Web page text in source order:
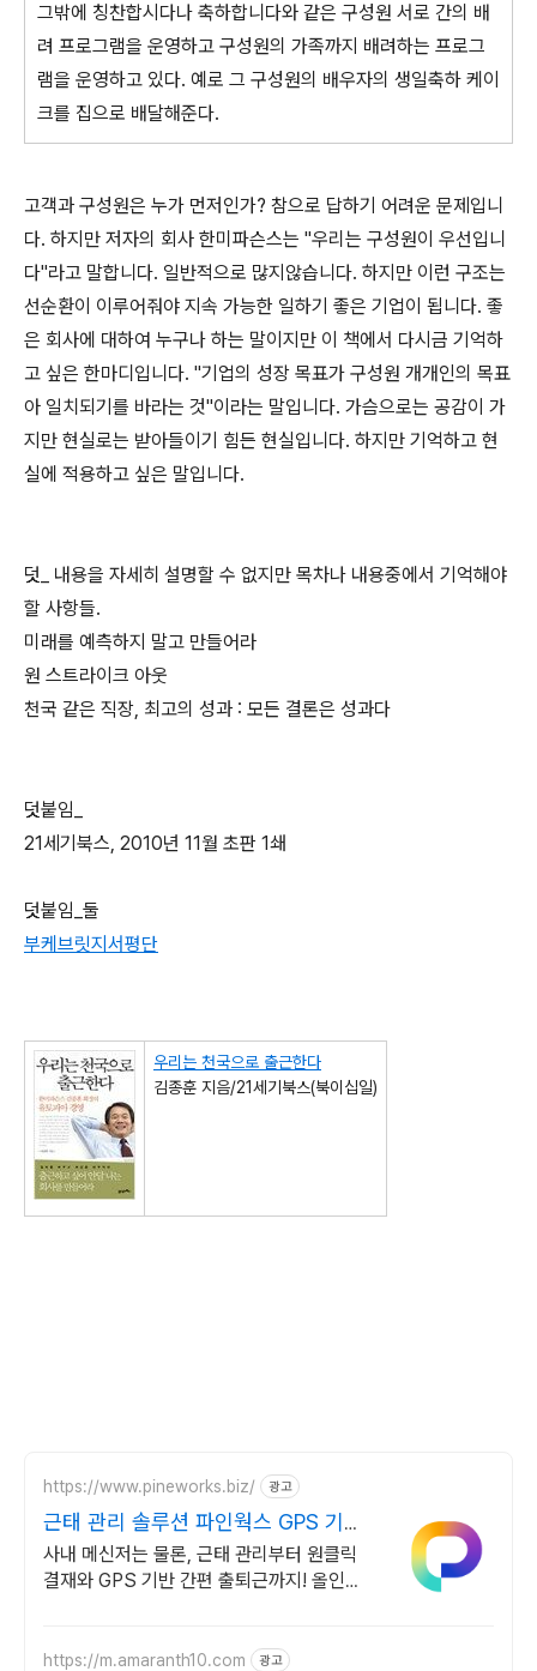
그밖에 칭찬합시다나 축하합니다와 같은 구성원 서로 간의 배
려 프로그램을 운영하고 구성원의 가족까지 배려하는 프로그
램을 운영하고 있다. 예로 그 구성원의 배우자의 생일축하 케이
크를 집으로 배달해준다.
고객과 구성원은 누가 먼저인가? 참으로 답하기 어려운 문제입니
다. 하지만 저자의 회사 한미파슨스는 "우리는 구성원이 우선입니
다"라고 말합니다. 일반적으로 많지않습니다. 하지만 이런 구조는
선순환이 이루어줘야 지속 가능한 일하기 좋은 기업이 됩니다. 좋
은 회사에 대하여 누구나 하는 말이지만 이 책에서 다시금 기억하
고 싶은 한마디입니다. "기업의 성장 목표가 구성원 개개인의 목표
아 일치되기를 바라는 것"이라는 말입니다. 가슴으로는 공감이 가
지만 현실로는 받아들이기 힘든 현실입니다. 하지만 기억하고 현
실에 적용하고 싶은 말입니다.
덧_ 내용을 자세히 설명할 수 없지만 목차나 내용중에서 기억해야
할 사항들.
미래를 예측하지 말고 만들어라
원 스트라이크 아웃
천국 같은 직장, 최고의 성과 : 모든 결론은 성과다
덧붙임_
21세기북스, 2010년 11월 초판 1쇄
덧붙임_둘
부케브릿지서평단
우리는 천국으로 출근한다
김종훈 지음/21세기북스(북이십일)
https://www.pineworks.biz/ 광고
근태 관리 솔루션 파인웍스 GPS 기반
출퇴근 기록
사내 메신저는 물론, 근태 관리부터 원클릭
결재와 GPS 기반 간편 출퇴근까지! 올인원
https://m.amaranth10.com 광고